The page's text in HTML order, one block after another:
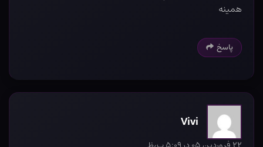
همینه
پاسخ
Vivi